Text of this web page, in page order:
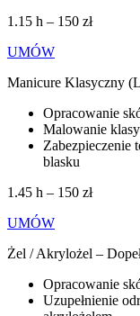
1.15 h – 150 zł
UMÓW
Manicure Klasyczny
Opracowanie
Malowanie
Zabezpieczenie
blasku
1.45 h – 150 zł
UMÓW
Żel / Akrylożel –
Opracowanie
Uzupełnienie